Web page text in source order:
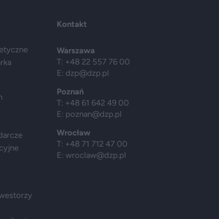
Kontakt
Warszawa
T: +48 22 557 76 00
E: dzp@dzp.pl
Poznań
T: +48 61 642 49 00
E: poznan@dzp.pl
Wrocław
T: +48 71 712 47 00
E: wroclaw@dzp.pl